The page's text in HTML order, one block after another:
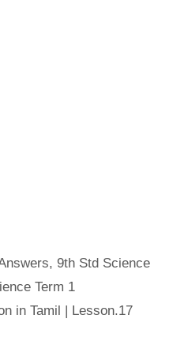
,9th Std Science
Term 1
in Tamil | Lesson.17